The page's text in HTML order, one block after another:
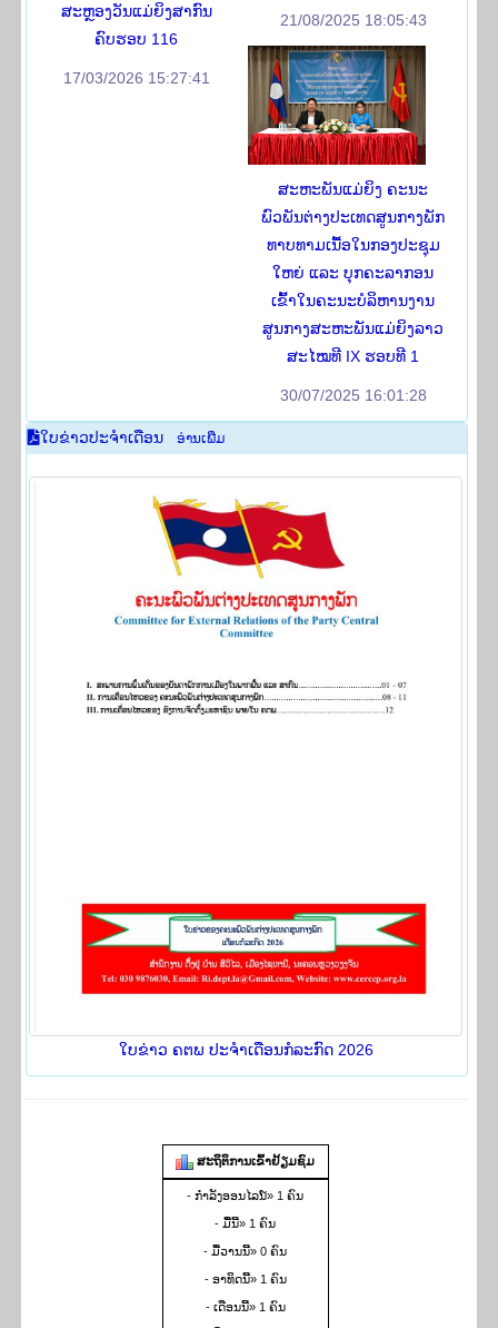
ສະຫຼອງວັນແມ່ຍິງສາກົນ
ຄົບຮອບ 116
17/03/2026 15:27:41
21/08/2025 18:05:43
ສະຫະພັນແມ່ຍິງ ຄະນະ
ພົວພັນຕ່າງປະເທດສູນກາງພັກ
ທາບທາມເນື້ອໃນກອງປະຊຸມ
ໃຫຍ່ ແລະ ບຸກຄະລາກອນ
ເຂົ້າໃນຄະນະບໍລິຫານງານ
ສູນກາງສະຫະພັນແມ່ຍິງລາວ
ສະໄໝທີ IX ຮອບທີ 1
30/07/2025 16:01:28
ໃບ​ຂ່າວປະ​ຈຳ​ເດືອນ ອ່ານ​ເພີ່​ມ
ໃບ​ຂ່າວ ຄ​ຕ​ພ ປະ​ຈຳ​ເດືອນ​ກໍ​ລະ​ກົດ 2026
​ສະ​ຖິ​ຕິ​ການ​ເຂົ້າ​ຢ້ຽມ​ຊົມ
- ກຳ​ລັງ​ອອນ​ໄລ​ນ໌» 1 ຄົນ
- ມື້​ນີ້» 1 ຄົນ
- ມື້​ວານ​ນີ້» 0 ຄົນ
- ອາ​ທິດ​ນີ້» 1 ຄົນ
- ເດືອນ​ນີ້» 1 ຄົນ